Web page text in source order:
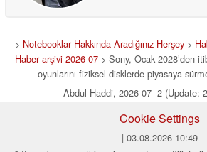
> Notebooklar Hakkında Aradığınız Herşey >
Haber arşivi 2026 07 > Sony, Ocak 2028’den
oyunlarını fiziksel disklerde piyasaya
Abdul Haddi, 2026-07- 2 (Update:
Cookie Settings
| 03.08.2026 10:49